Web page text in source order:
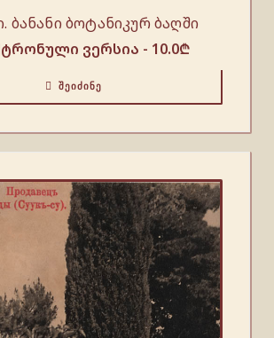
ბანანი ბოტანიკურ ბაღში
ვერსია - 10.0₾
ᲨᲔᲘᲫᲘᲜᲔ